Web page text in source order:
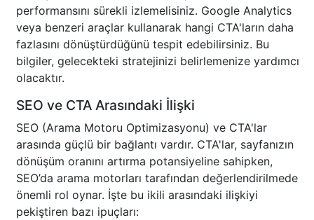
performansını sürekli izlemelisiniz. Google Analytics
veya benzeri araçlar kullanarak hangi CTA'ların daha
fazlasını dönüştürdüğünü tespit edebilirsiniz. Bu
bilgiler, gelecekteki stratejinizi belirlemenize yardımcı
olacaktır.
SEO ve CTA Arasındaki İlişki
SEO (Arama Motoru Optimizasyonu) ve CTA'lar
arasında güçlü bir bağlantı vardır. CTA'lar, sayfanızın
dönüşüm oranını artırma potansiyeline sahipken,
SEO’da arama motorları tarafından değerlendirilmede
önemli rol oynar. İşte bu ikili arasındaki ilişkiyi
pekiştiren bazı ipuçları: